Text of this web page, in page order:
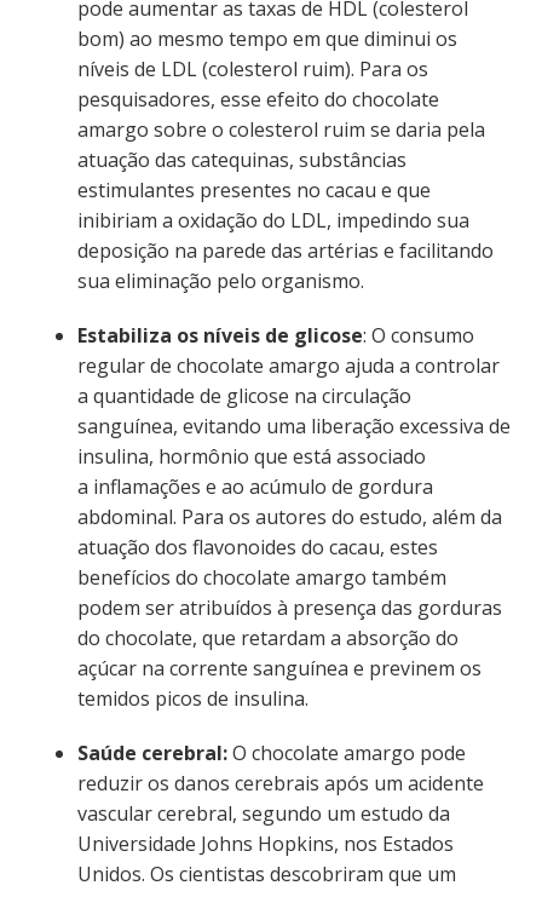
pode aumentar as taxas de HDL (colesterol
bom) ao mesmo tempo em que diminui os
níveis de LDL (colesterol ruim). Para os
pesquisadores, esse efeito do chocolate
amargo sobre o colesterol ruim se daria pela
atuação das catequinas, substâncias
estimulantes presentes no cacau e que
inibiriam a oxidação do LDL, impedindo sua
deposição na parede das artérias e facilitando
sua eliminação pelo organismo.
Estabiliza os níveis de glicose: O consumo
regular de chocolate amargo ajuda a controlar
a quantidade de glicose na circulação
sanguínea, evitando uma liberação excessiva de
insulina, hormônio que está associado
a inflamações e ao acúmulo de gordura
abdominal. Para os autores do estudo, além da
atuação dos flavonoides do cacau, estes
benefícios do chocolate amargo também
podem ser atribuídos à presença das gorduras
do chocolate, que retardam a absorção do
açúcar na corrente sanguínea e previnem os
temidos picos de insulina.
Saúde cerebral:O chocolate amargo pode
reduzir os danos cerebrais após um acidente
vascular cerebral, segundo um estudo da
Universidade Johns Hopkins, nos Estados
Unidos. Os cientistas descobriram que um